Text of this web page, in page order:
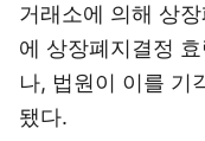
거래소에 의해 상
에 상장폐지결정
나, 법원이 이를 기
됐다.